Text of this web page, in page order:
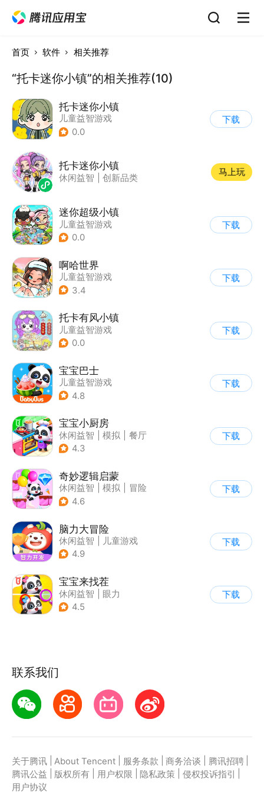
首页 软件 相关推荐
“托卡迷你小镇”的相关推荐(10)
托卡迷你小镇
儿童益智游戏
0.0
下载
托卡迷你小镇
休闲益智 创新品类
马上玩
迷你超级小镇
儿童益智游戏
0.0
下载
啊哈世界
儿童益智游戏
3.4
下载
托卡有风小镇
儿童益智游戏
0.0
下载
宝宝巴士
儿童益智游戏
| 启蒙早教
4.8
下载
宝宝小厨房
休闲益智 模拟
餐厅
| 宝宝巴士
4.3
下载
奇妙逻辑启蒙
休闲益智 模拟
冒险
| 宝宝巴士
4.6
下载
脑力大冒险
休闲益智
儿童游戏
| 卡通
4.9
下载
宝宝来找茬
休闲益智
眼力
| 宝宝巴士
4.5
下载
联系我们
关于腾讯 About Tencent 服务条款 商务洽谈 腾讯招聘
腾讯公益
版权所有 用户权限 隐私政策 侵权投诉指引
用户协议